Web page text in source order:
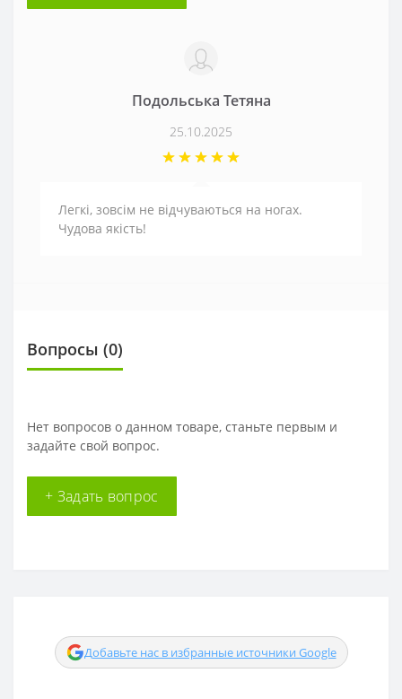
Подольська Тетяна
25.10.2025
Легкі, зовсім не відчуваються на ногах.
Чудова якість!
Вопросы (0)
Нет вопросов о данном товаре, станьте первым и
задайте свой вопрос.
+ Задать вопрос
Добавьте нас в избранные источники Google